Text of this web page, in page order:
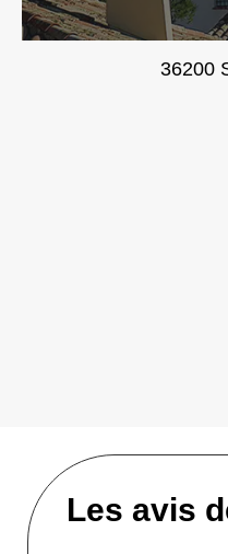
36200
Les avis